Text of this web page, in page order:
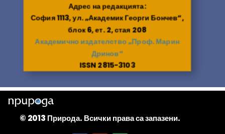
Адрес на редакцията:
София 1113, ул. „Академик Георги Бончев“,
блок 6, ет. 2, стая 208
Академично издателство „Проф. Марин
Дринов“
ISSN 2815-3103
© 2013 Природа. Всички права са запазени.